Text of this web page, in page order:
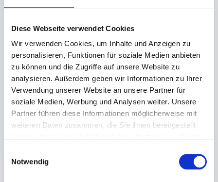
Diese Webseite verwendet Cookies
Wir verwenden Cookies, um Inhalte und Anzeigen zu
personalisieren, Funktionen für soziale Medien anbieten
zu können und die Zugriffe auf unsere Website zu
analysieren. Außerdem geben wir Informationen zu Ihrer
Verwendung unserer Website an unsere Partner für
soziale Medien, Werbung und Analysen weiter. Unsere
Partner führen diese Informationen möglicherweise mit
weiteren Daten zusammen, die Sie ihnen bereitgestellt
Notwendig
Deckel für
Kartonschale Funpac-
Schale
173x120mm
lieferbar.
300 St.
Deckel für
Kartonschale Funpac-
Schale
173x120mm
Werktage
300 St.
In den